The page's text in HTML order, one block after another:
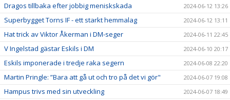
Dragos tillbaka efter jobbig meniskskada 2024-06-12 13:26
Superbygget Torns IF - ett starkt hemmalag 2024-06-12 13:11
Hat trick av Viktor Åkerman i DM-seger 2024-06-11 22:45
V Ingelstad gästar Eskils i DM 2024-06-10 20:17
Eskils imponerade i tredje raka segern 2024-06-08 22:20
Martin Pringle: ”Bara att gå ut och tro på det vi gör" 2024-06-07 19:08
Hampus trivs med sin utveckling 2024-06-07 18:49